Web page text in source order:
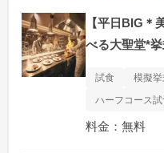
【平日BIG＊
べる大聖堂*
試食 模擬
ハーフコース試
料金：無料